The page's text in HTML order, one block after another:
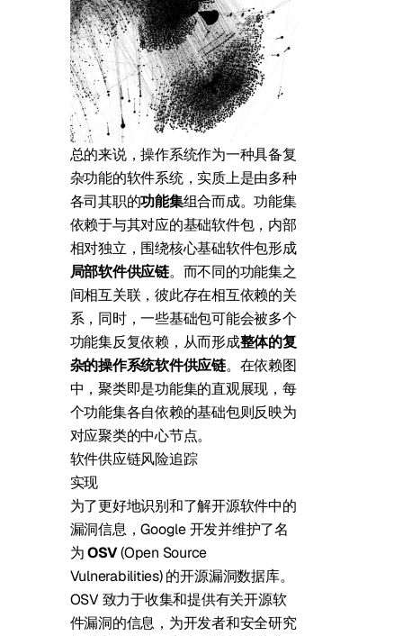
总的来说，操作系统作为一种具备复
杂功能的软件系统，实质上是由多种
各司其职的功能集组合而成。功能集
依赖于与其对应的基础软件包，内部
相对独立，围绕核心基础软件包形成
局部软件供应链。而不同的功能集之
间相互关联，彼此存在相互依赖的关
系，同时，一些基础包可能会被多个
功能集反复依赖，从而形成整体的复
杂的操作系统软件供应链。在依赖图
中，聚类即是功能集的直观展现，每
个功能集各自依赖的基础包则反映为
对应聚类的中心节点。
软件供应链风险追踪
实现
为了更好地识别和了解开源软件中的
漏洞信息，Google 开发并维护了名
为OSV(Open Source
Vulnerabilities) 的开源漏洞数据库。
OSV 致力于收集和提供有关开源软
件漏洞的信息，为开发者和安全研究